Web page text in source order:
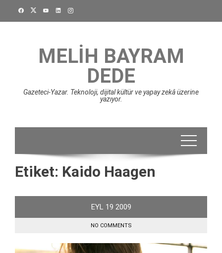
MELIH BAYRAM
DEDE
Gazeteci-Yazar. Teknoloji, dijital kültür ve yapay zekâ üzerine
yazıyor.
Etiket: Kaido Haagen
EYL 19 2009
NO COMMENTS